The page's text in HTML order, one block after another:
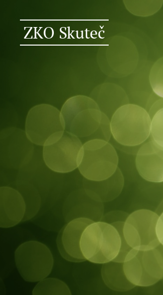
ZKO Skuteč